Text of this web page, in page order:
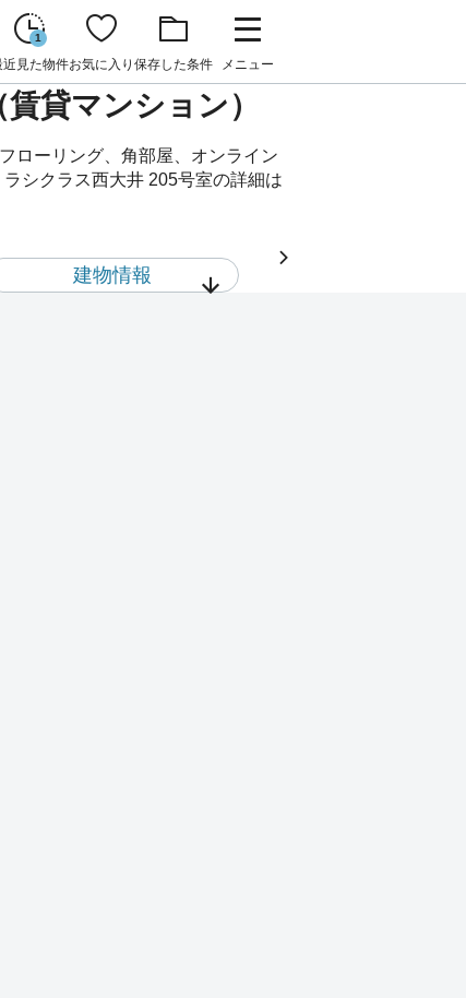
1
近見た物件お気に入り 保存した条件 メニュー
貸マンション）
ローリング、角部屋、オンライン
シクラス西大井 205号室の詳細は
建物情報